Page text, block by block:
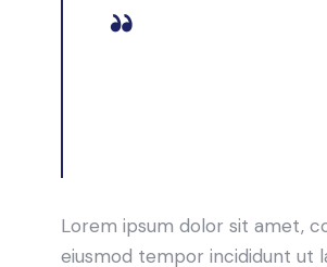
Lorem ipsum dolor sit amet,
eiusmod tempor incididunt ut